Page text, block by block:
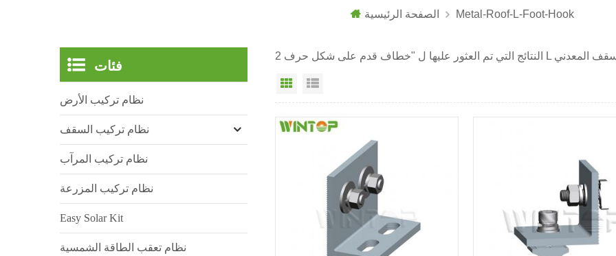
الصفحة الرئيسية Metal-Roof-L-Foot-Hook
عرض شبكي
فئات
نظام تركيب الأرض
نظام تركيب السقف
نظام تركيب المرآب
نظام تركيب المزرعة
Easy Solar Kit
نظام تعقب الطاقة الشمسية